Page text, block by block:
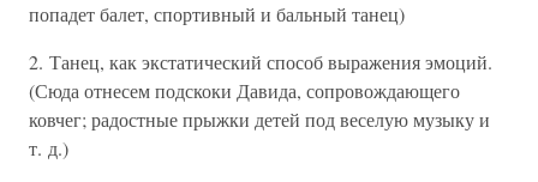
попадет балет, спортивный и бальный танец)
2. Танец, как экстатический способ выражения эмоций.
(Сюда отнесем подскоки Давида, сопровождающего
ковчег; радостные прыжки детей под веселую музыку и
т. д.)